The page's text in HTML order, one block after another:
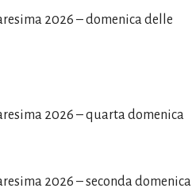
2026 – domenica delle
2026 – quarta domenica
2026 – seconda domenica